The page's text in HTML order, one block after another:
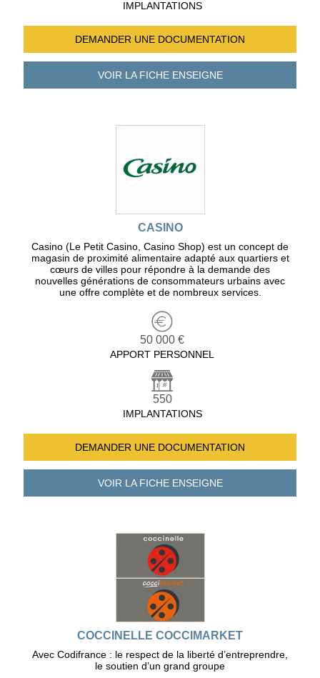
IMPLANTATIONS
DEMANDER UNE DOCUMENTATION
VOIR LA FICHEENSEIGNE
CASINO
Casino (Le Petit Casino, Casino Shop) est un concept de
magasin de proximité alimentaire adapté aux quartiers et
cœurs de villes pour répondre à la demande des
nouvelles générations de consommateurs urbains avec
une offre complète et de nombreux services.
50 000 €
APPORT PERSONNEL
550
IMPLANTATIONS
DEMANDER UNE DOCUMENTATION
VOIR LA FICHEENSEIGNE
COCCINELLE COCCIMARKET
Avec Codifrance : le respect de la liberté d’entreprendre,
le soutien d’un grand groupe